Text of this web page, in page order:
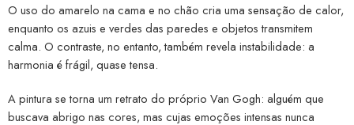
O uso do amarelo na cama e no chão cria uma sensação de calor,
enquanto os azuis e verdes das paredes e objetos transmitem
calma. O contraste, no entanto, também revela instabilidade: a
harmonia é frágil, quase tensa.
A pintura se torna um retrato do próprio Van Gogh: alguém que
buscava abrigo nas cores, mas cujas emoções intensas nunca